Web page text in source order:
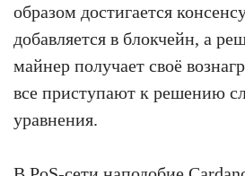
образом достигается
добавляется в блокчейн, а
майнер получает своё
все приступают к решению
уравнения.